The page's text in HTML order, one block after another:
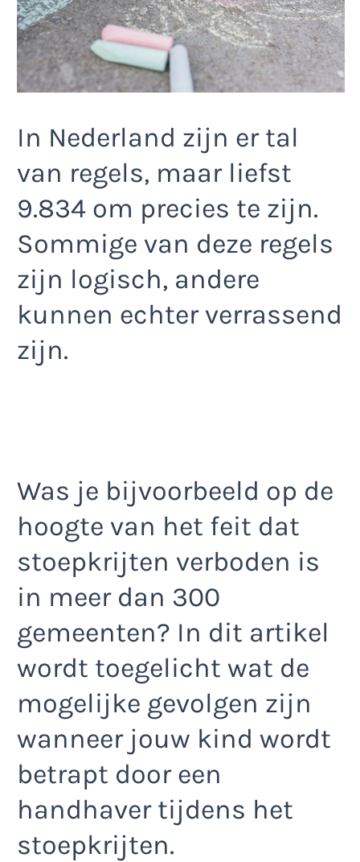
In Nederland zijn er tal
van regels, maar liefst
9.834 om precies te zijn.
Sommige van deze regels
zijn logisch, andere
kunnen echter verrassend
zijn.
Was je bijvoorbeeld op de
hoogte van het feit dat
stoepkrijten verboden is
in meer dan 300
gemeenten? In dit artikel
wordt toegelicht wat de
mogelijke gevolgen zijn
wanneer jouw kind wordt
betrapt door een
handhaver tijdens het
stoepkrijten.